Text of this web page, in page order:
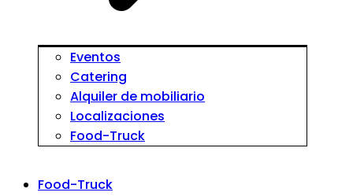
Eventos
Catering
Alquiler de mobiliario
Localizaciones
Food-Truck
Food-Truck